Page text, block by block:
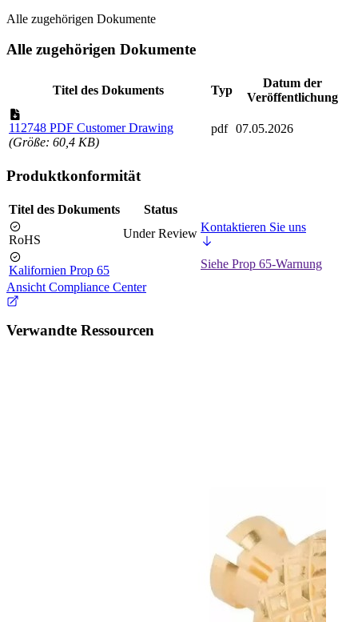
Alle zugehörigen Dokumente
Alle zugehörigen Dokumente
Titel des Dokuments Typ
Datum der
Veröffentlichung
112748 PDF Customer Drawing
(Größe: 60,4 KB)
pdf 07.05.2026
Produktkonformität
Titel des Dokuments Status
RoHS Under Review Kontaktieren Sie uns
Kalifornien Prop 65
Siehe Prop 65-Warnung
Ansicht Compliance Center
Verwandte Ressourcen